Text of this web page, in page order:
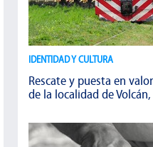
IDENTIDAD Y CULTURA
Rescate y puesta en
de la localidad de